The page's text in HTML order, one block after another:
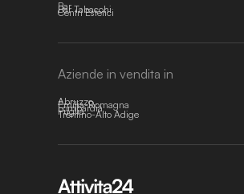
Bar
Bar Tabacchi
Centri Estetici
Aziende in vendita in
Abruzzo
Emilia-Romagna
Lombardia
Puglia
Trentino-Alto Adige